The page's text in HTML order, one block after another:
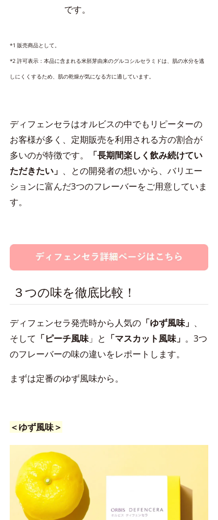
です。
*1 販売商品として。
*2 許可表示：本品に含まれる米胚芽由来のグルコシルセラミドは、肌の水分を逃
しにくくするため、肌の乾燥が気になる方に適しています。
ディフェンセラはオルビスの中でもリピーターの
お客様が多く、定期販売を利用される方の割合が
多いのが特徴です。
「長期間楽しく飲み続けてい
ただきたい」 、との開発者の想いから、バリエー
ションに富んだ3つのフレーバーをご用意していま
す。
３つの味を徹底比較！
ディフェンセラ発売時から人気の 「ゆず風味」 、
そして 「ピーチ風味 」と 「マスカット風味」 。3つ
のフレーバーの味の違いをレポートします。
まずは定番のゆず風味から。
＜ゆず風味＞